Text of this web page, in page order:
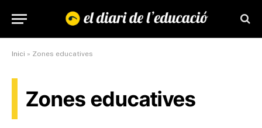
Inici » Zones educatives
Zones educatives